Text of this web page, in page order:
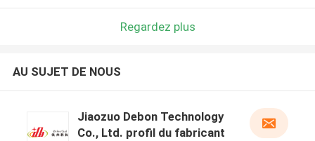
Regardez plus
AU SUJET DE NOUS
Jiaozuo Debon Technology
Co., Ltd. profil du fabricant